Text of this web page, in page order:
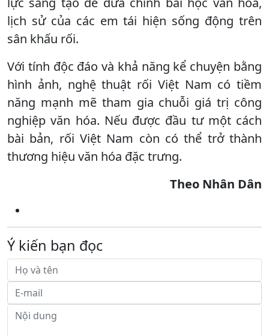
lịch sử của các em tái hiện sống động trên
sân khấu rối.
Với tính độc đáo và khả năng kể chuyện bằng
hình ảnh, nghệ thuật rối Việt Nam có tiềm
năng mạnh mẽ tham gia chuỗi giá trị công
nghiệp văn hóa. Nếu được đầu tư một cách
bài bản, rối Việt Nam còn có thể trở thành
thương hiệu văn hóa đặc trưng.
Theo Nhân Dân
Ý kiến bạn đọc